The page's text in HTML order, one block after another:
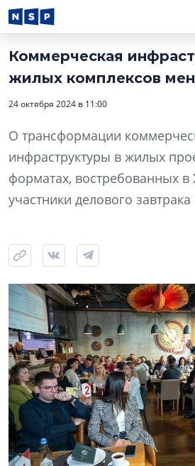
Коммерческая
жилых комплексов
24 октября 2024 в 11:00
О трансформации
инфраструктуры в жилых
форматах, востребованных в
участники делового